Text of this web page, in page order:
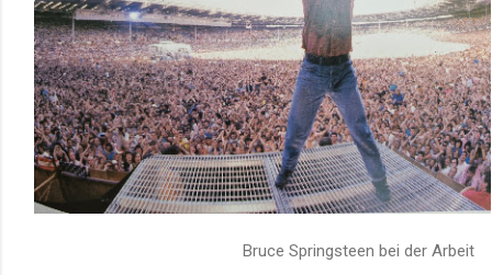
Bruce Springsteen bei der Arbeit